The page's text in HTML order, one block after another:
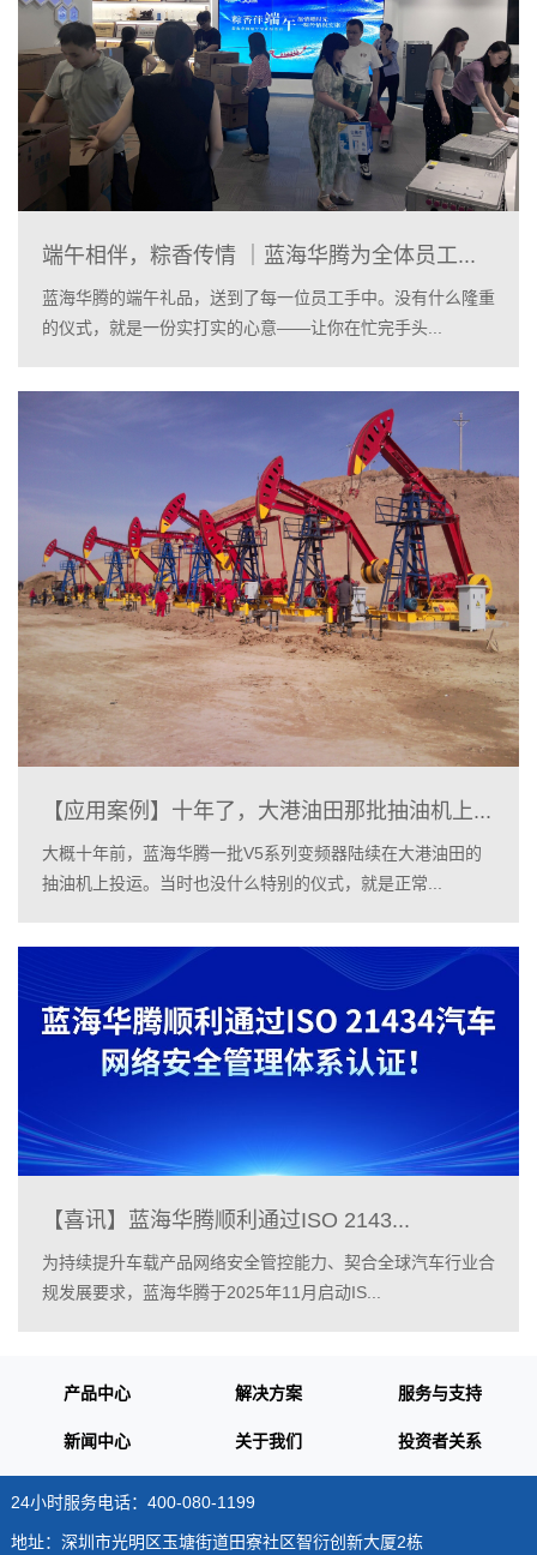
端午相伴，粽香传情 ｜蓝海华腾为全体员工...
蓝海华腾的端午礼品，送到了每一位员工手中。没有什么隆重
的仪式，就是一份实打实的心意——让你在忙完手头...
【应用案例】十年了，大港油田那批抽油机上...
大概十年前，蓝海华腾一批V5系列变频器陆续在大港油田的
抽油机上投运。当时也没什么特别的仪式，就是正常...
【喜讯】蓝海华腾顺利通过ISO 2143...
为持续提升车载产品网络安全管控能力、契合全球汽车行业合
规发展要求，蓝海华腾于2025年11月启动IS...
产品中心 解决方案 服务与支持
新闻中心 关于我们 投资者关系
24小时服务电话：400-080-1199
地址：深圳市光明区玉塘街道田寮社区智衍创新大厦2栋